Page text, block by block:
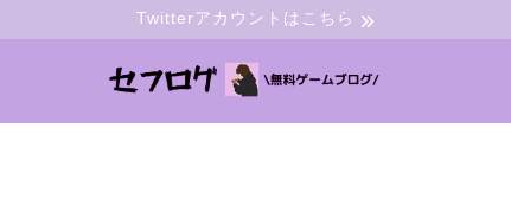
Twitterアカウントはこちら